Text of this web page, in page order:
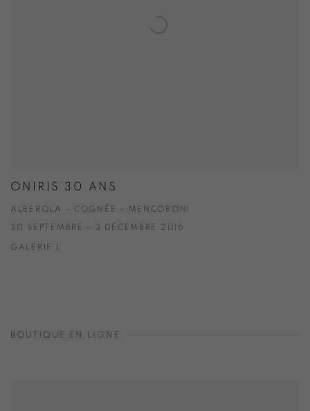
ONIRIS 30 ANS
ALBEROLA - COGNÉE - MENCOBONI
30 SEPTEMBRE - 3 DÉCEMBRE 2016
GALERIE 1
BOUTIQUE EN LIGNE